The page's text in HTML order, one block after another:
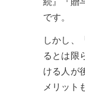
です。
しかし、
るとは限
ける人が
メリット